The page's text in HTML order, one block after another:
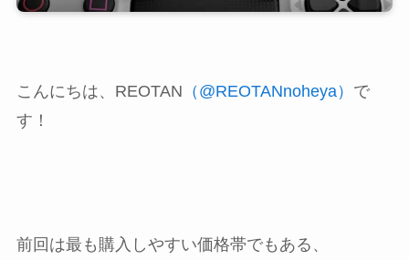
こんにちは、REOTAN （@REOTANnoheya） で
す！
前回は最も購入しやすい価格帯でもある、